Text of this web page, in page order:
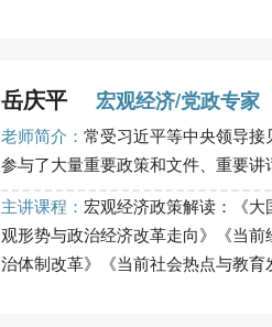
岳庆平 宏观经济/党政专家
老师简介： 常受习近平等中央领导
参与了大量重要政策和文件、重要讲
主讲课程： 宏观经济政策解读：《
观形势与政治经济改革走向》《当
治体制改革》《当前社会热点与教